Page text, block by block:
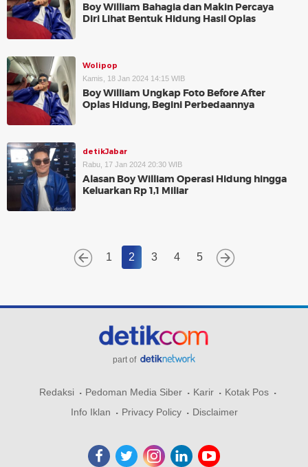
Boy William Bahagia dan Makin Percaya
Diri Lihat Bentuk Hidung Hasil Oplas
Wolipop
Kamis, 18 Jan 2024 14:15 WIB
Boy William Ungkap Foto Before After
Oplas Hidung, Begini Perbedaannya
detikJabar
Rabu, 17 Jan 2024 20:30 WIB
Alasan Boy William Operasi Hidung hingga
Keluarkan Rp 1,1 Miliar
1 2 3 4 5
part of
Redaksi Pedoman Media Siber Karir
Kotak Pos
Info Iklan
Privacy Policy Disclaimer